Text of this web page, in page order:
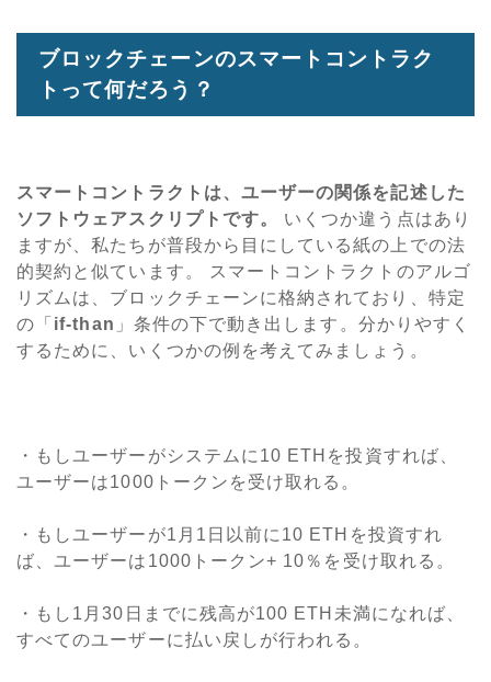
ブロックチェーンのスマートコントラク
トって何だろう？
スマートコントラクトは、ユーザーの関係を記述した
ソフトウェアスクリプトです。
いくつか違う点はあり
ますが、私たちが普段から目にしている紙の上での法
的契約と似ています。 スマートコントラクトのアルゴ
リズムは、ブロックチェーンに格納されており、特定
の「 if-than 」条件の下で動き出します。分かりやすく
するために、いくつかの例を考えてみましょう。
・もしユーザーがシステムに10 ETHを投資すれば、
ユーザーは1000トークンを受け取れる。
・もしユーザーが1月1日以前に10 ETHを投資すれ
ば、ユーザーは1000トークン+ 10％を受け取れる。
・もし1月30日までに残高が100 ETH未満になれば、
すべてのユーザーに払い戻しが行われる。